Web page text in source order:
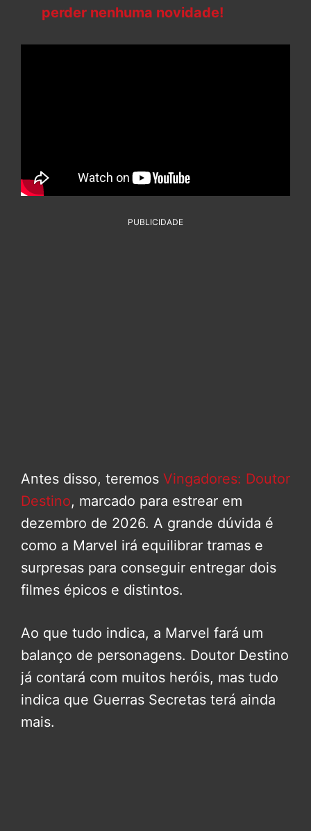
perder nenhuma novidade!
PUBLICIDADE
Antes disso, teremos Vingadores: Doutor
Destino, marcado para estrear em
dezembro de 2026. A grande dúvida é
como a Marvel irá equilibrar tramas e
surpresas para conseguir entregar dois
filmes épicos e distintos.
Ao que tudo indica, a Marvel fará um
balanço de personagens. Doutor Destino
já contará com muitos heróis, mas tudo
indica que Guerras Secretas terá ainda
mais.